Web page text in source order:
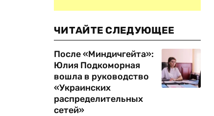
ЧИТАЙТЕ СЛЕДУЮЩЕЕ
После «Миндичгейта»:
Юлия Подкоморная
вошла в руководство
«Украинских
распределительных
сетей»